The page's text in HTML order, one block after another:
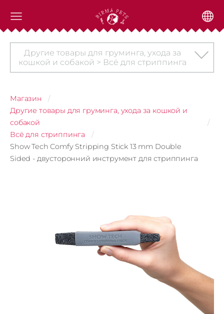
Другие товары для груминга, ухода за
кошкой и собакой > Всё для стриппинга
Магазин
Другие товары для груминга, ухода за кошкой и
собакой
Всё для стриппинга
Show Tech Comfy Stripping Stick 13 mm Double
Sided - двусторонний инструмент для стриппинга